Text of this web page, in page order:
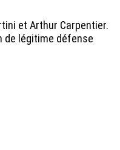
et Arthur Carpentier.
de légitime défense